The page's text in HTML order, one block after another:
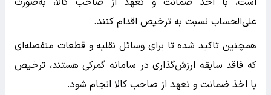
علی‌الحساب نسبت به ترخیص اقدام کنند.
همچنین تاکید شده تا برای وسائل نقلیه و قطعات منفصله‌ای
که فاقد سابقه ارزش‌گذاری در سامانه گمرکی هستند، ترخیص
با اخذ ضمانت و تعهد از صاحب کالا انجام شود.